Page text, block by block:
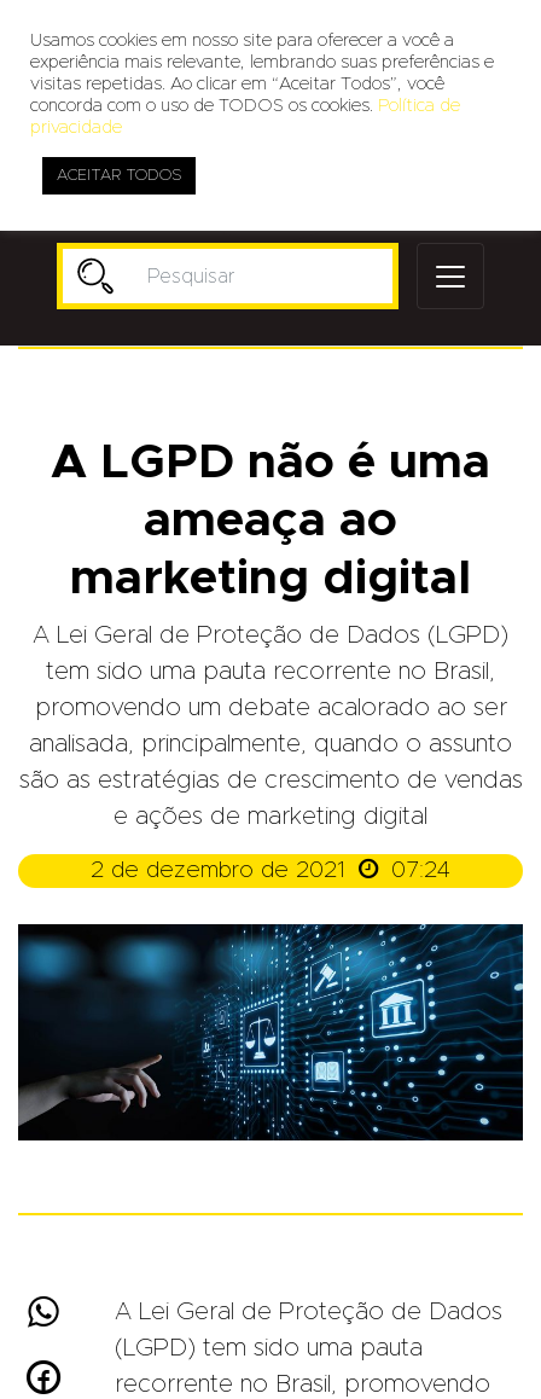
A LGPD não é uma
ameaça ao
marketing digital
A Lei Geral de Proteção de Dados (LGPD)
tem sido uma pauta recorrente no Brasil,
promovendo um debate acalorado ao ser
analisada, principalmente, quando o assunto
são as estratégias de crescimento de vendas
e ações de marketing digital
2 de dezembro de 2021  07:24


A Lei Geral de Proteção de Dados
(LGPD) tem sido uma pauta
recorrente no Brasil, promovendo
Usamos cookies em nosso site para oferecer a você a
experiência mais relevante, lembrando suas preferências e
visitas repetidas. Ao clicar em “Aceitar Todos”, você
concorda com o uso de TODOS os cookies. Política de
privacidade
ACEITAR TODOS